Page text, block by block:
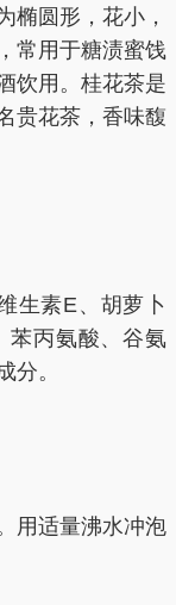
椭圆形，花小，
常用于糖渍蜜饯
饮用。桂花茶是
贵花茶，香味馥
生素E、胡萝卜
苯丙氨酸、谷氨
分。
用适量沸水冲泡